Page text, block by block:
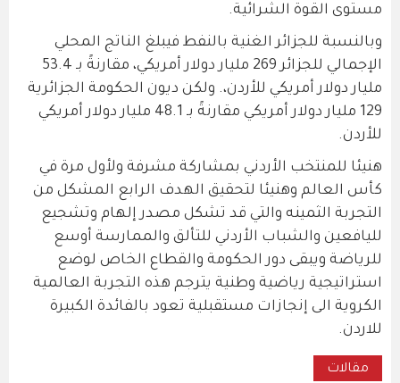
مستوى القوة الشرائية.
وبالنسبة للجزائر الغنية بالنفط فيبلغ الناتج المحلي
الإجمالي للجزائر 269 مليار دولار أمريكي، مقارنةً بـ 53.4
مليار دولار أمريكي للأردن،. ولكن ديون الحكومة الجزائرية
129 مليار دولار أمريكي مقارنةً بـ 48.1 مليار دولار أمريكي
للأردن.
هنيئا للمنتخب الأردني بمشاركة مشرفة ولأول مرة في
كأس العالم وهنيئا لتحقيق الهدف الرابع المشكل من
التجربة الثمينه والتي قد تشكل مصدر إلهام وتشجيع
لليافعين والشباب الأردني للتألق والممارسة أوسع
للرياضة ويبقى دور الحكومة والقطاع الخاص لوضع
استراتيجية رياضية وطنية يترجم هذه التجربة العالمية
الكروية الى إنجازات مستقبلية تعود بالفائدة الكبيرة
للاردن.
مقالات